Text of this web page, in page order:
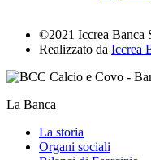
©2021 Iccrea Banca
Realizzato da Iccrea
La Banca
La storia
Organi sociali